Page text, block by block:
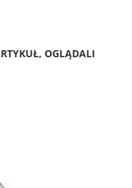
OGLĄDALI